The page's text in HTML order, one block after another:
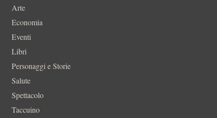
Arte
Economia
Eventi
Libri
Personaggi e Storie
Salute
Spettacolo
Taccuino